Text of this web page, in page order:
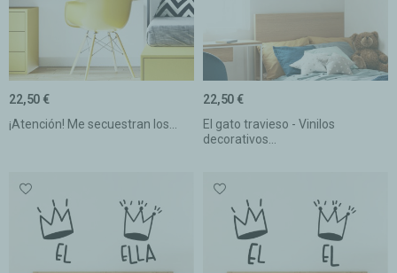
¡Atención! Me secuestran los...
22,50 €
El gato travieso - Vinilos
decorativos...
22,50 €